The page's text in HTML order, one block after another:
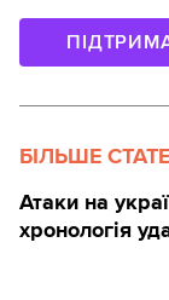
БІЛЬШЕ
Атаки на
хронологія